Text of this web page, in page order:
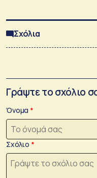
Σχόλια
Γράψτε το σχόλιο
Όνομα
Σχόλιο